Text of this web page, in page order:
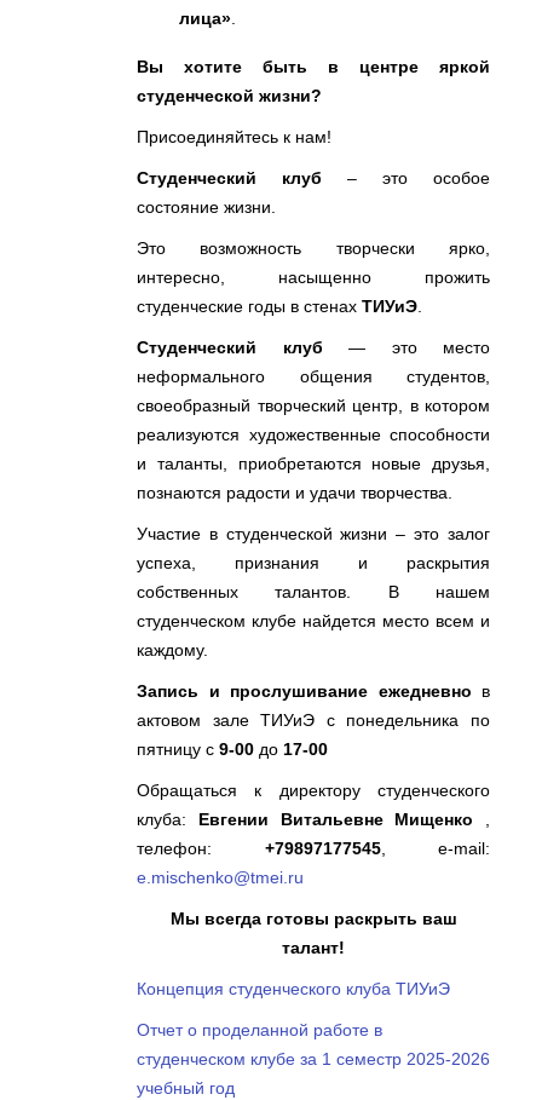
лица»
Вы хотите быть в центре яркой
студенческой жизни?
Присоединяйтесь к нам!
Студенческий клуб – это особое
состояние жизни.
Это возможность творчески ярко,
интересно, насыщенно прожить
студенческие годы в стенах ТИУиЭ
Студенческий клуб — это место
неформального общения студентов,
своеобразный творческий центр, в котором
реализуются художественные способности
и таланты, приобретаются новые друзья,
познаются радости и удачи творчества.
Участие в студенческой жизни – это залог
успеха, признания и раскрытия
собственных талантов. В нашем
студенческом клубе найдется место всем и
каждому.
Запись и прослушивание ежедневно в
актовом зале ТИУиЭ с понедельника по
пятницу с 9-00 до 17-00
Обращаться к директору студенческого
клуба: Евгении Витальевне Мищенко
телефон: +79897177545, е-mail:
e.mischenko@tmei.ru
Мы всегда готовы раскрыть ваш
талант!
Концепция студенческого клуба ТИУиЭ
Отчет о проделанной работе в
студенческом клубе за 1 семестр 2025-2026
учебный год